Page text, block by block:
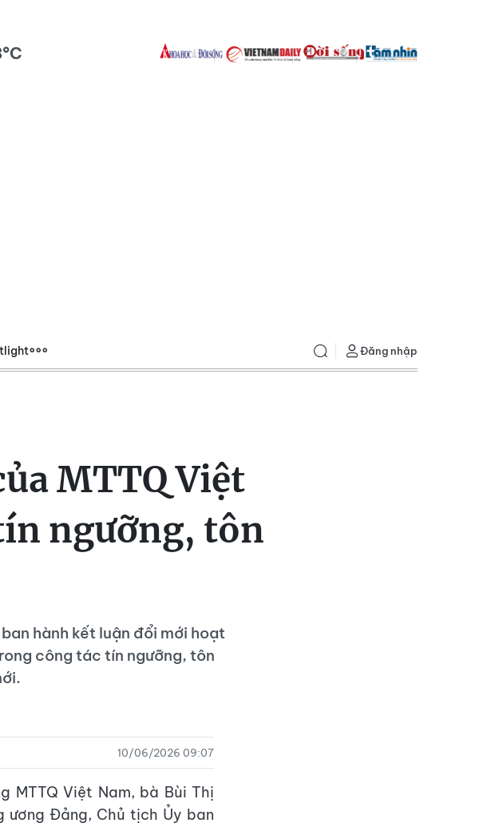
Đăng nhập
MTTQ Việt
ngưỡng, tôn
hành kết luận đổi mới hoạt
công tác tín ngưỡng, tôn
10/06/2026 09:07
MTTQ Việt Nam, bà Bùi Thị
ương Đảng, Chủ tịch Ủy ban